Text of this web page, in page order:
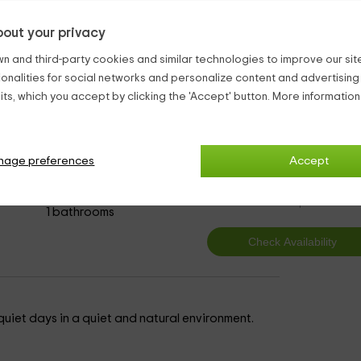
your privacy
and third-party cookies and similar technologies to improve our
for social networks and personalize content and
which you accept by clicking the 'Accept' button. More
Accept
preferences
que dispone de varias
vistas del embalse de Esgueva desde su
que organizamos y que parten de laplaya del
Bungalows & Log Cabins Encinas De Esgueva
1 bathrooms
days in a quiet and natural environment.